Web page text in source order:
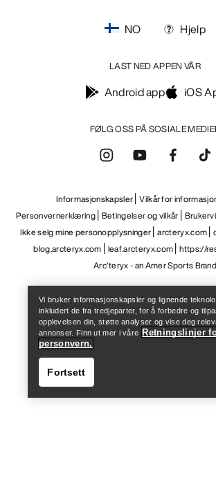
Help
FØLG OSS PÅ SOSIALE
NO Hjelp
LAST NED APPEN VÅR
Android app iOS
Informasjonskapsler Vilkår for
Personvernerklæring Betingelser og vilkår
Ikke selg mine personopplysninger arcteryx.com
blog.arcteryx.com leaf.arcteryx.com https://
Arc'teryx - an Amer Sports Brand
Vi bruker informasjonskapsler og lignende
inkludert de fra tredjeparter, for å forbedre og
opplevelsen din, støtte analyser og vise deg
annonser. Finn ut mer i våre Retningslinjer
personvern.
Fortsett